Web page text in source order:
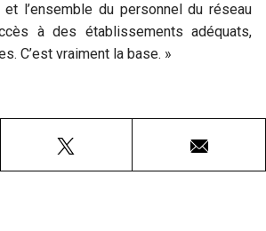
l’ensemble du personnel du réseau
à des établissements adéquats,
C’est vraiment la base. »
Courriel